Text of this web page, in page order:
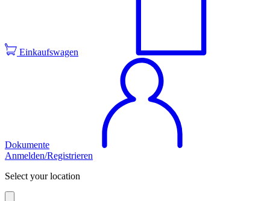
Einkaufswagen
Dokumente
Anmelden/Registrieren
Select your location